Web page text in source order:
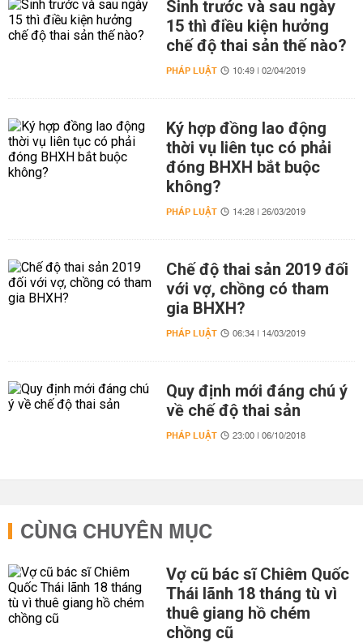
Sinh trước và sau ngày
15 thì điều kiện hưởng
chế độ thai sản thế nào?
PHÁP LUẬT 10:49 | 02/04/2019
Ký hợp đồng lao động
thời vụ liên tục có phải
đóng BHXH bắt buộc
không?
PHÁP LUẬT 14:28 | 26/03/2019
Chế độ thai sản 2019 đối
với vợ, chồng có tham
gia BHXH?
PHÁP LUẬT 06:34 | 14/03/2019
Quy định mới đáng chú ý
về chế độ thai sản
PHÁP LUẬT 23:00 | 06/10/2018
CÙNG CHUYÊN MỤC
Vợ cũ bác sĩ Chiêm Quốc
Thái lãnh 18 tháng tù vì
thuê giang hồ chém
chồng cũ